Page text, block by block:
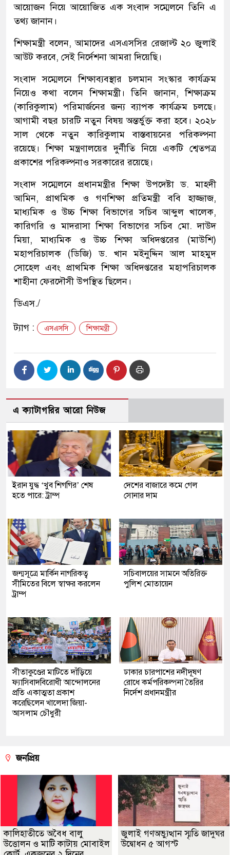
আয়োজন নিয়ে আয়োজিত এক সংবাদ সম্মেলনে তিনি এ
তথ্য জানান।
শিক্ষামন্ত্রী বলেন, আমাদের এসএসসির রেজাল্ট ২০ জুলাই
আউট করবে, সেই নির্দেশনা আমরা দিয়েছি।
সংবাদ সম্মেলনে শিক্ষাব্যবস্থার চলমান সংস্কার কার্যক্রম
নিয়েও কথা বলেন শিক্ষামন্ত্রী। তিনি জানান, শিক্ষাক্রম
(কারিকুলাম) পরিমার্জনের জন্য ব্যাপক কার্যক্রম চলছে।
আগামী বছর চারটি নতুন বিষয় অন্তর্ভুক্ত করা হবে। ২০২৮
সাল থেকে নতুন কারিকুলাম বাস্তবায়নের পরিকল্পনা
রয়েছে। শিক্ষা মন্ত্রণালয়ের দুর্নীতি নিয়ে একটি শ্বেতপত্র
প্রকাশের পরিকল্পনাও সরকারের রয়েছে।
সংবাদ সম্মেলনে প্রধানমন্ত্রীর শিক্ষা উপদেষ্টা ড. মাহদী
আমিন, প্রাথমিক ও গণশিক্ষা প্রতিমন্ত্রী ববি হাজ্জাজ,
মাধ্যমিক ও উচ্চ শিক্ষা বিভাগের সচিব আব্দুল খালেক,
কারিগরি ও মাদরাসা শিক্ষা বিভাগের সচিব মো. দাউদ
মিয়া, মাধ্যমিক ও উচ্চ শিক্ষা অধিদপ্তরের (মাউশি)
মহাপরিচালক (ডিজি) ড. খান মইনুদ্দিন আল মাহমুদ
সোহেল এবং প্রাথমিক শিক্ষা অধিদপ্তরের মহাপরিচালক
শাহীনা ফেরদৌসী উপস্থিত ছিলেন।
ডিএস./
ট্যাগ : এসএসসি শিক্ষামন্ত্রী
এ ক্যাটাগরির আরো নিউজ
ইরান যুদ্ধ ‘খুব শিগগির’ শেষ
হতে পারে: ট্রাম্প
দেশের বাজারে কমে গেল
সোনার দাম
জন্মসূত্রে মার্কিন নাগরিকত্ব
সীমিতের বিলে স্বাক্ষর করলেন
ট্রাম্প
সচিবালয়ের সামনে অতিরিক্ত
পুলিশ মোতায়েন
সীতাকুণ্ডের মাটিতে দাঁড়িয়ে
ফ্যাসিবাদবিরোধী আন্দোলনের
প্রতি একাত্মতা প্রকাশ
করেছিলেন খালেদা জিয়া-
আসলাম চৌধুরী
ঢাকার চারপাশের নদীদূষণ
রোধে কর্মপরিকল্পনা তৈরির
নির্দেশ প্রধানমন্ত্রীর
জনপ্রিয়
কালিহাতীতে অবৈধ বালু
উত্তোলন ও মাটি কাটায় মোবাইল
জুলাই গণঅভ্যুত্থান স্মৃতি জাদুঘর
উদ্বোধন ৫ আগস্ট